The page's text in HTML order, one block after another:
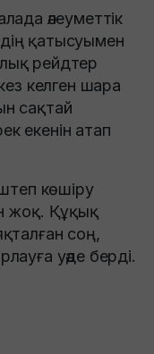
әлеуметтік
қатысуымен
рейдтер
келген шара
сақтай
екенін атап
көшіру
жоқ. Құқық
соң,
уәде берді.